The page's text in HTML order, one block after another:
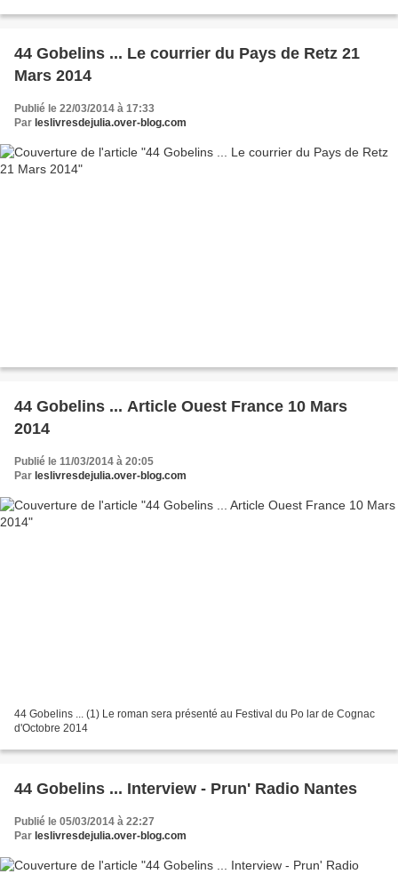
44 Gobelins ... Le courrier du Pays de Retz 21
Mars 2014
Publié le 22/03/2014 à 17:33
Par leslivresdejulia.over-blog.com
44 Gobelins ... Article Ouest France 10 Mars
2014
Publié le 11/03/2014 à 20:05
Par leslivresdejulia.over-blog.com
44 Gobelins ... (1) Le roman sera présenté au Festival du Po lar de Cognac
d'Octobre 2014
44 Gobelins ... Interview - Prun' Radio Nantes
Publié le 05/03/2014 à 22:27
Par leslivresdejulia.over-blog.com